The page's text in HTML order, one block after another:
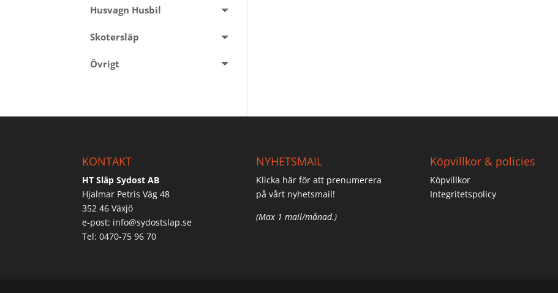
Husvagn Husbil
Skotersläp
Övrigt
KONTAKT
HT Släp Sydost AB
Hjalmar Petris Väg 48
352 46 Växjö
e-post: info@sydostslap.se
Tel: 0470-75 96 70
NYHETSMAIL
Klicka här för att prenumerera
på vårt nyhetsmail!
(Max 1 mail/månad.)
Köpvillkor & policies
Köpvillkor
Integritetspolicy